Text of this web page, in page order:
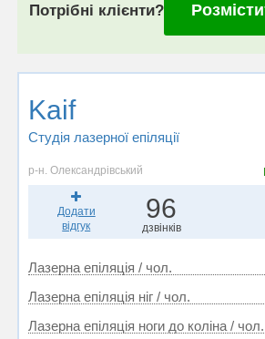
Потрібні клієнти?
Kaif
Студія лазерної епіляції
р-н. Олександрівський
Додати
відгук
96
дзвінків
Лазерна епіляція / чол.
Лазерна епіляція ніг / чол.
Лазерна епіляція ноги до коліна / чол.